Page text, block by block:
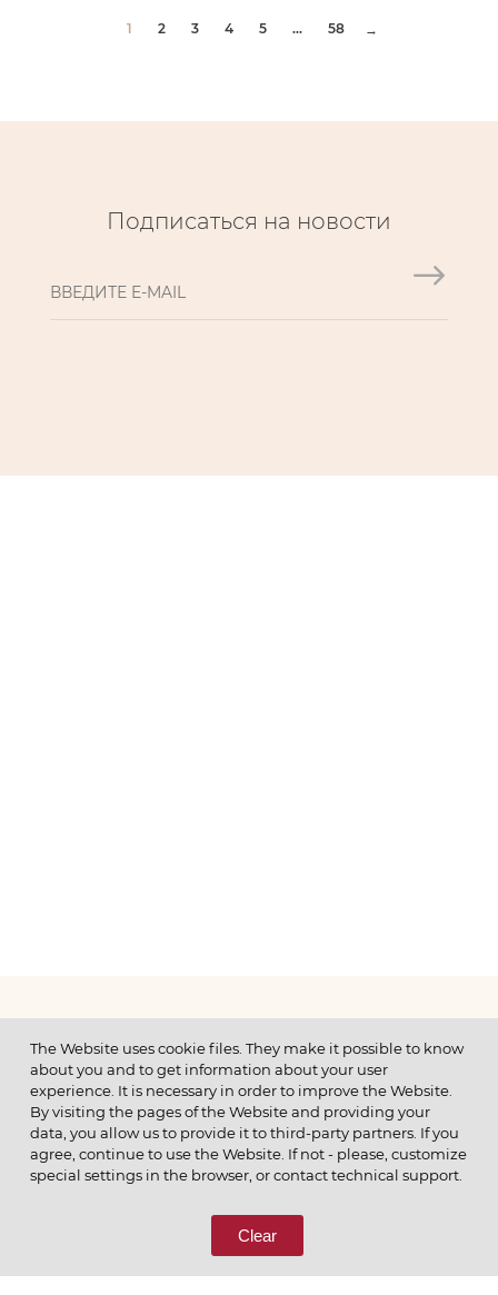
1 2 3 4 5 ... 58 →
Подписаться на новости
МЕНЮ
© 2026 ОАО
ПОЗВОНИТЕ НАМ
8 (800) 333-65-66
The Website uses cookie files. They make it possible to know
about you and to get information about your user
experience. It is necessary in order to improve the Website.
By visiting the pages of the Website and providing your
data, you allow us to provide it to third-party partners. If you
agree, continue to use the Website. If not - please, customize
special settings in the browser, or contact technical support.
Clear